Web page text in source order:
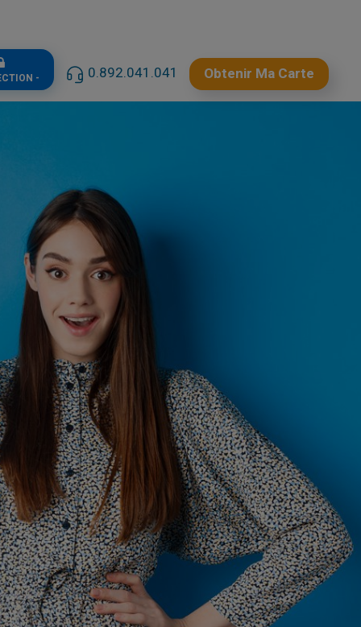
- 0.892.041.041 Obtenir Ma Carte